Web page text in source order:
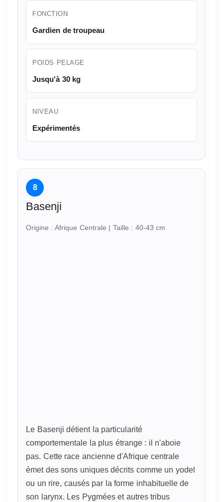
FONCTION
Gardien de troupeau
POIDS PELAGE
Jusqu'à 30 kg
NIVEAU
Expérimentés
8
Basenji
Origine : Afrique Centrale | Taille : 40-43 cm
Le Basenji détient la particularité
comportementale la plus étrange : il n'aboie
pas. Cette race ancienne d'Afrique centrale
émet des sons uniques décrits comme un yodel
ou un rire, causés par la forme inhabituelle de
son larynx. Les Pygmées et autres tribus